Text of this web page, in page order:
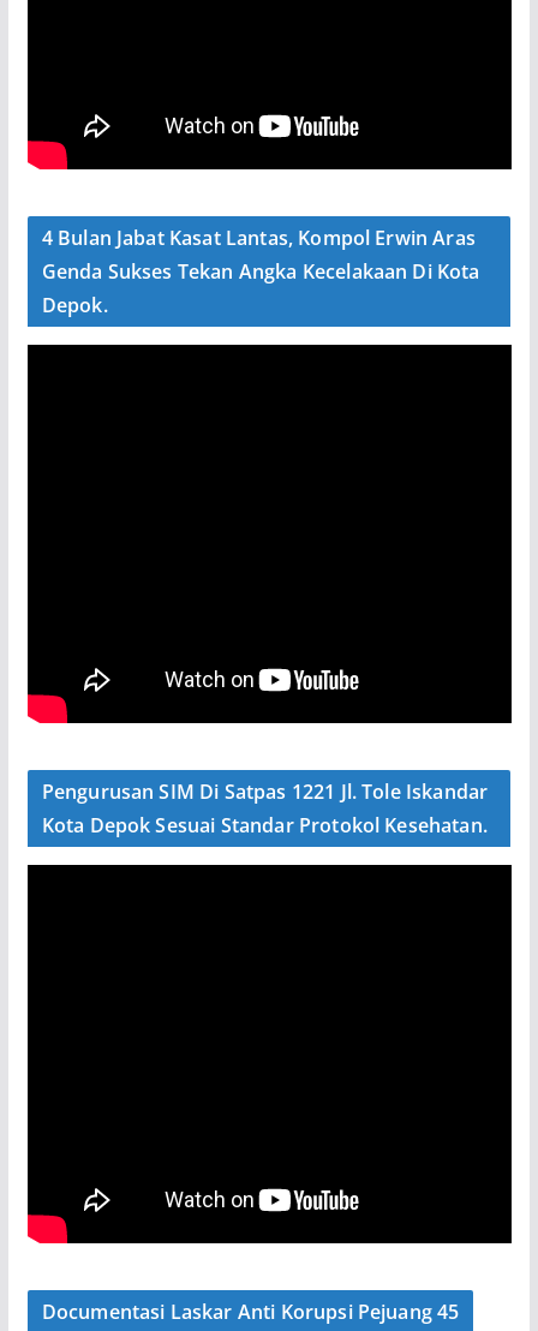
4 Bulan Jabat Kasat Lantas, Kompol Erwin Aras
Genda Sukses Tekan Angka Kecelakaan Di Kota
Depok.
Pengurusan SIM Di Satpas 1221 Jl. Tole Iskandar
Kota Depok Sesuai Standar Protokol Kesehatan.
Documentasi Laskar Anti Korupsi Pejuang 45